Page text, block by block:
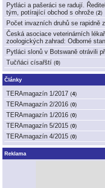
Pytláci a pašeráci se radují.
tým, potírající obchod s ohrože (2)
Počet invazních druhů se rapidně
Česká asociace veterinárních
zoologických zahrad: Odborné stan
Pytláci slonů v Botswaně otrávili
Tučňáci císařští (0)
Články
TERAmagazín 1/2017 (4)
TERAmagazín 2/2016 (0)
TERAmagazín 1/2016 (0)
TERAmagazín 5/2015 (0)
TERAmagazín 4/2015 (0)
Reklama